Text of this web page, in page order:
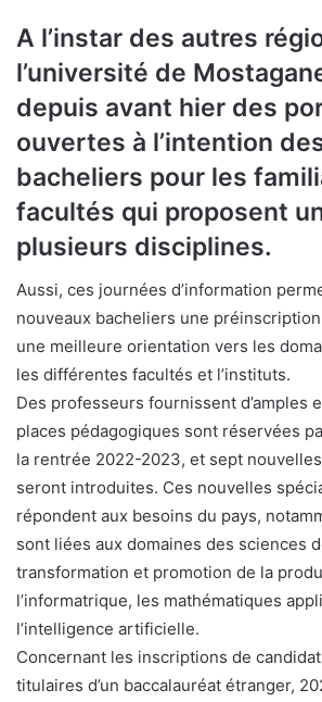
A l’instar des autres
l’université de
depuis avant hier des
ouvertes à l’intention
bacheliers pour les
facultés qui proposent
plusieurs disciplines.
Aussi, ces journées d’information
nouveaux bacheliers une
une meilleure orientation vers les
les différentes facultés et l’instituts.
Des professeurs fournissent d’amples
places pédagogiques sont réservées
la rentrée 2022-2023, et sept
seront introduites. Ces nouvelles
répondent aux besoins du pays,
sont liées aux domaines des sciences
transformation et promotion de la
l’informatrique, les mathématiques
l’intelligence artificielle.
Concernant les inscriptions de
titulaires d’un baccalauréat étranger,